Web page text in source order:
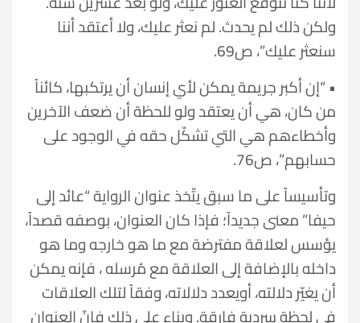
ولكن ذلك لم يحدث. لم نعثر عليك، ولا أعتقد أننا
سنعثر عليك”، ص69.
• “إن أكبر جريمة يمكن لأي إنسان أن يرتكبها، كائناً
من كان، هي أن يعتقد ولو للحظة أن ضعف الآخرين
وأخطاءهم هي التي تشكّل حقه في الوجود على
حسابهم”، ص76.
وتأسيساً على ما سبق يتّخذ عنوان الرواية “عائد إلى
حيفا” معنى جديداً؛ فإذا كان العنوان، بوصفه قصداً،
يؤسس لعلاقة مفترضة مع ما هو خارجه وما هو
داخله بالإضافة إلى العلاقة مع مُرسله ، فإنه يمكن
أن يغيّر دلالته، أويعدد دلالاته، وفقاً لتلك العلاقات
في لحظة سردية فارقة. وبناء على ذلك فإنّ العنوان